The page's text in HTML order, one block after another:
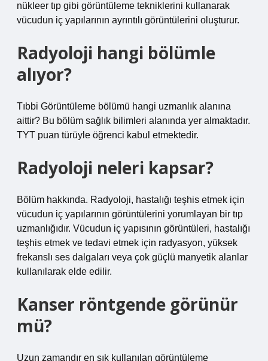
nükleer tıp gibi görüntüleme tekniklerini kullanarak
vücudun iç yapılarının ayrıntılı görüntülerini oluşturur.
Radyoloji hangi bölümle
alıyor?
Tıbbi Görüntüleme bölümü hangi uzmanlık alanına
aittir? Bu bölüm sağlık bilimleri alanında yer almaktadır.
TYT puan türüyle öğrenci kabul etmektedir.
Radyoloji neleri kapsar?
Bölüm hakkında. Radyoloji, hastalığı teşhis etmek için
vücudun iç yapılarının görüntülerini yorumlayan bir tıp
uzmanlığıdır. Vücudun iç yapısının görüntüleri, hastalığı
teşhis etmek ve tedavi etmek için radyasyon, yüksek
frekanslı ses dalgaları veya çok güçlü manyetik alanlar
kullanılarak elde edilir.
Kanser röntgende görünür
mü?
Uzun zamandır en sık kullanılan görüntüleme